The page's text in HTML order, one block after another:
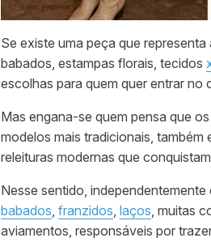
Se existe uma peça que
babados, estampas florais, tecidos
escolhas para quem quer entrar no
Mas engana-se quem pensa que
modelos mais tradicionais,
releituras modernas que
Nesse sentido,
babados, franzidos, laços, muitas
aviamentos, responsáveis por